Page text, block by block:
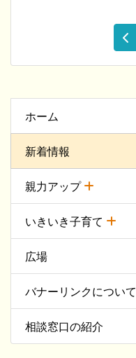
ホーム
新着情報
親力アップ
いきいき子育て
広場
バナーリンクについて
相談窓口の紹介